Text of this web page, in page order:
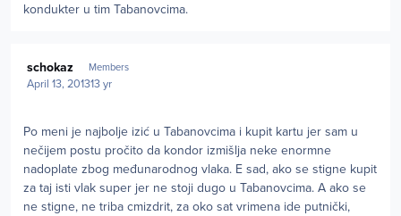
kondukter u tim Tabanovcima.
schokaz Members
April 13, 201313 yr
Po meni je najbolje izić u Tabanovcima i kupit kartu jer sam u
nečijem postu pročito da kondor izmišlja neke enormne
nadoplate zbog međunarodnog vlaka. E sad, ako se stigne kupit
za taj isti vlak super jer ne stoji dugo u Tabanovcima. A ako se
ne stigne, ne triba cmizdrit, za oko sat vrimena ide putnički,